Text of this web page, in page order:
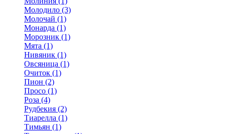
Молодило (3)
Молочай (1)
Монарда (1)
Морозник (1)
Мята (1)
Нивяник (1)
Овсяница (1)
Очиток (1)
Пион (2)
Просо (1)
Роза (4)
Рудбекия (2)
Тиарелла (1)
Тимьян (1)